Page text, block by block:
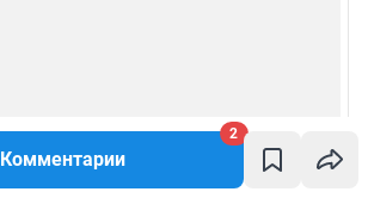
Комментарии
2